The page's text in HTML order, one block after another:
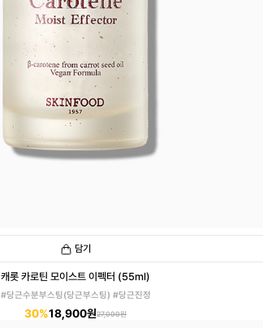
담기
캐롯 카로틴 모이스트 이펙터 (55ml)
#당근수분부스팅(당근부스팅) #당근진정
30%18,900원27,000원